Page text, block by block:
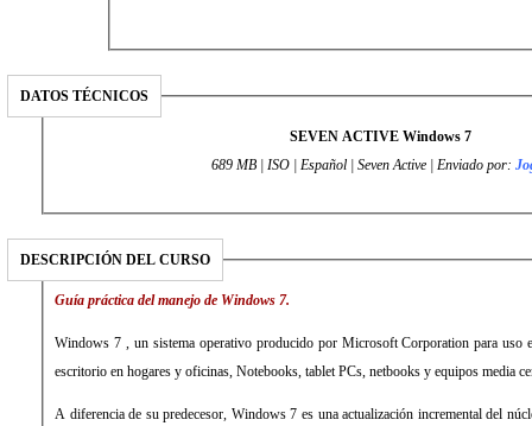
DATOS TÉCNICOS
SEVEN ACTIVE Windows 7
689 MB | ISO | Español | Seven Active | Enviado por:
DESCRIPCIÓN DEL CURSO
Guía práctica del manejo de Windows 7.
Windows 7 , un sistema operativo producido por Microsoft Corporation para uso
escritorio en hogares y oficinas, Notebooks, tablet PCs, netbooks y equipos media
A diferencia de su predecesor, Windows 7 es una actualización incremental del